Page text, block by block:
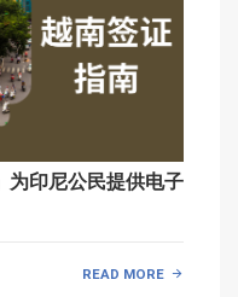
为印尼公民提供电子
READ MORE